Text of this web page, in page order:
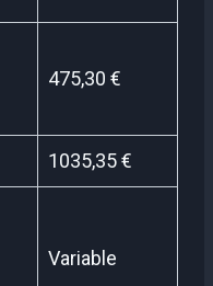
475,30 €
1035,35 €
Variable